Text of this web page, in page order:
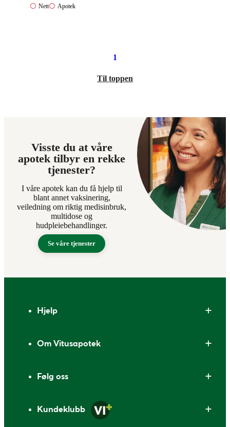
Nett:
Nett
Apotek:
Apotek
1
Til toppen
Visste du at våre
apotek tilbyr en rekke
tjenester?
I våre apotek kan du få hjelp til
blant annet vaksinering,
veiledning om riktig medisinbruk,
multidose og
hudpleiebehandlinger.
Se våre tjenester
Hjelp
Om Vitusapotek
Følg oss
Kundeklubb